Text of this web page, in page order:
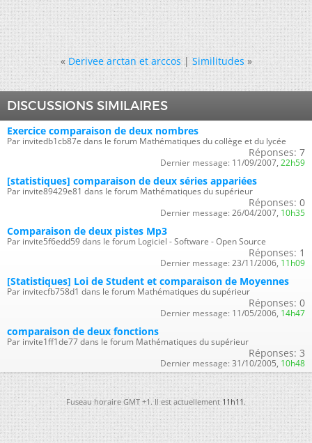
« Derivee arctan et arccos|Similitudes »
DISCUSSIONS SIMILAIRES
Exercice comparaison de deux nombres
Par invitedb1cb87e dans le forum Mathématiques du collège et du lycée
Réponses: 7
Dernier message: 11/09/2007, 22h59
[statistiques] comparaison de deux séries appariées
Par invite89429e81 dans le forum Mathématiques du supérieur
Réponses: 0
Dernier message: 26/04/2007, 10h35
Comparaison de deux pistes Mp3
Par invite5f6edd59 dans le forum Logiciel - Software - Open Source
Réponses: 1
Dernier message: 23/11/2006, 11h09
[Statistiques] Loi de Student et comparaison de Moyennes
Par invitecfb758d1 dans le forum Mathématiques du supérieur
Réponses: 0
Dernier message: 11/05/2006, 14h47
comparaison de deux fonctions
Par invite1ff1de77 dans le forum Mathématiques du supérieur
Réponses: 3
Dernier message: 31/10/2005, 10h48
Fuseau horaire GMT +1. Il est actuellement11h11.